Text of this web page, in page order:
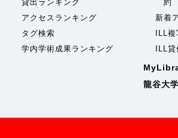
貸出ランキング
アクセスランキング
タグ検索
学内学術成果ランキング
約
新着
ILL
ILL
龍谷大